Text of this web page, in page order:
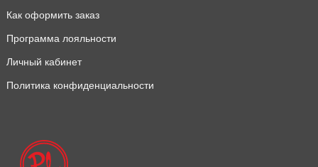
Как оформить заказ
Программа лояльности
Личный кабинет
Политика конфиденциальности